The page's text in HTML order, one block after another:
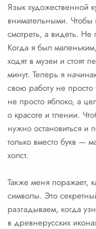
Язык художественной
внимательными. Чтобы
смотреть, а видеть. Не
Когда я был
ходят в музеи и стоят
минут. Теперь я
свою работу не
не просто яблоко, а
о красоте и тлении.
нужно остановиться и
только вместо букв —
холст.
Также меня поражает,
символы. Это
разгадываем, когда
в древнерусских